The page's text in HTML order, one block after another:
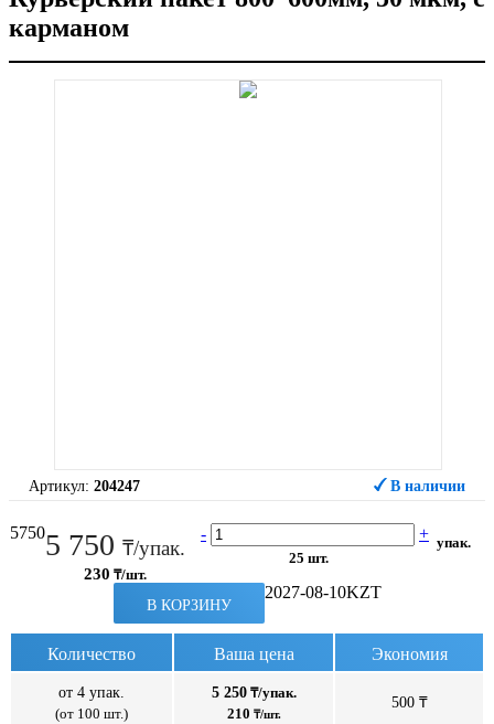
карманом
Артикул: 204247 В наличии
57505 750 ₸/упак.
230 ₸/шт.
- +
25 шт.
упак.
В КОРЗИНУ
2027-08-10KZT
Количество Ваша цена Экономия
от 4 упак.
(от 100 шт.)
5 250₸/упак.
210 ₸/шт.
500 ₸